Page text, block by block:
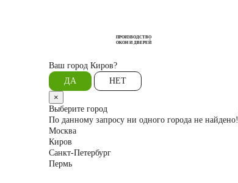
ПРОИЗВОДСТВО
ОКОН И ДВЕРЕЙ
Ваш город Киров?
ДА
НЕТ
×
Выберите город
По данному запросу ни одного города не найдено!
Москва
Киров
Санкт-Петербург
Пермь